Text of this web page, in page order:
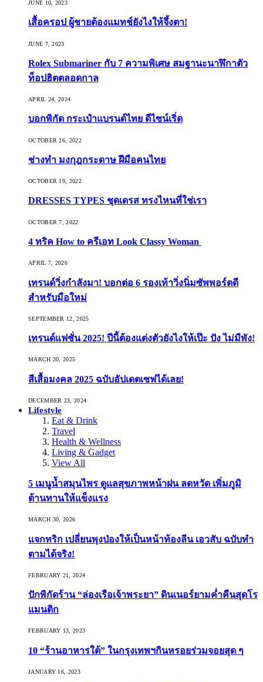
JUNE 10, 2023
เสื้อครอป ผู้ชายต้องแมทช์ยังไงให้จึ้งตา!
JUNE 7, 2023
Rolex Submariner กับ 7 ความพิเศษ สมฐานะนาฬิกาตัว
ท็อปฮิตตลอดกาล
APRIL 24, 2024
บอกพิกัด กระเป๋าแบรนด์ไทย ดีไซน์เริ่ด
OCTOBER 26, 2022
ช่างทำ มงกุฎกระดาษ ฝีมือคนไทย
OCTOBER 19, 2022
DRESSES TYPES ชุดเดรส ทรงไหนที่ใช่เรา
OCTOBER 7, 2022
4 ทริค How to ครีเอท Look Classy Woman
APRIL 7, 2026
เทรนด์วิ่งกำลังมา! บอกต่อ 6 รองเท้าวิ่งนิ่มซัพพอร์ตดี
สำหรับมือใหม่
SEPTEMBER 12, 2025
เทรนด์แฟชั่น 2025! ปีนี้ต้องแต่งตัวยังไงให้เป๊ะ ปัง ไม่มีพัง!
MARCH 20, 2025
สีเสื้อมงคล 2025 ฉบับอัปเดตเซฟได้เลย!
DECEMBER 23, 2024
Lifestyle
Eat & Drink
Travel
Health & Wellness
Living & Gadget
View All
5 เมนูน้ำสมุนไพร ดูแลสุขภาพหน้าฝน ลดหวัด เพิ่มภูมิ
ต้านทานให้แข็งแรง
MARCH 30, 2026
แจกทริก เปลี่ยนพุงป่องให้เป็นหน้าท้องลีน เอวสับ ฉบับทำ
ตามได้จริง!
FEBRUARY 21, 2024
ปักพิกัดร้าน “ล่องเรือเจ้าพระยา” ดินเนอร์ยามค่ำคืนสุดโร
แมนติก
FEBRUARY 13, 2023
10 “ร้านอาหารใต้” ในกรุงเทพฯกินหรอยร่วมจอยสุด ๆ
JANUARY 16, 2023